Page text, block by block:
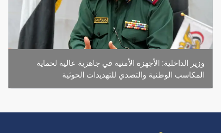
وزير الداخلية: الأجهزة الأمنية في جاهزية عالية لحماية
المكاسب الوطنية والتصدي للتهديدات الحوثية